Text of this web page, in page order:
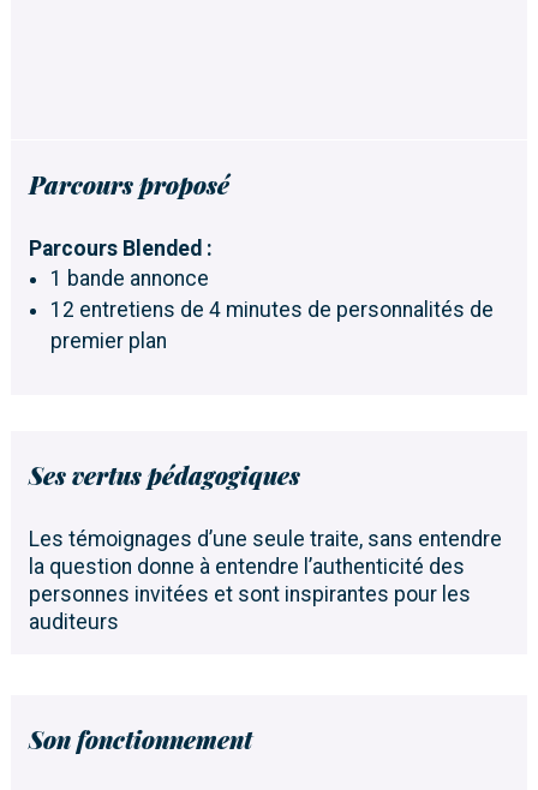
Parcours proposé
Parcours Blended :
1 bande annonce
12 entretiens de 4 minutes de personnalités de
premier plan
Ses vertus pédagogiques
Les témoignages d’une seule traite, sans entendre
la question donne à entendre l’authenticité des
personnes invitées et sont inspirantes pour les
auditeurs
Son fonctionnement